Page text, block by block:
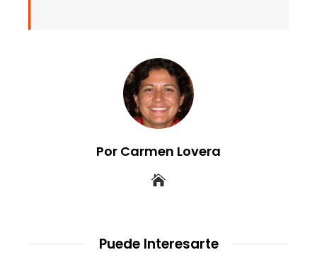
Por Carmen Lovera
Puede Interesarte